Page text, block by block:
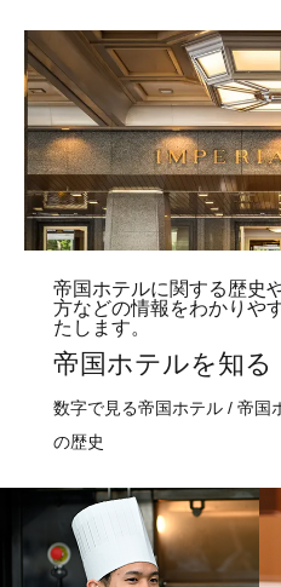
帝国ホテルに関する歴史
方などの情報をわかりや
たします。
帝国ホテルを知る
数字で見る帝国ホテル / 帝国
の歴史